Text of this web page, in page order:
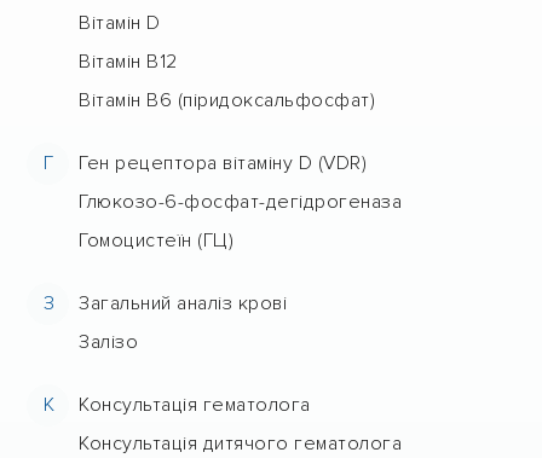
Вітамін D
Вітамін В12
Вітамін В6 (піридоксальфосфат)
Г
Ген рецептора вітаміну D (VDR)
Глюкозо-6-фосфат-дегідрогеназа
Гомоцистеїн (ГЦ)
З
Загальний аналіз крові
Залізо
К
Консультація гематолога
Консультація дитячого гематолога